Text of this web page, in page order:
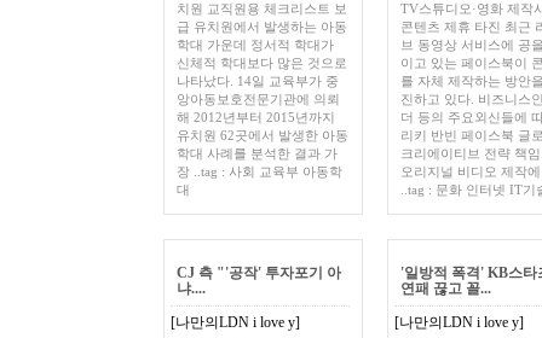
치원 교직원용 체크리스트 보
급 유치원에서 발생하는 아동
학대 가운데 정서적 학대가
신체적 학대보다 많은 것으로
나타났다. 14일 교육부가 중
앙아동보호전문기관에 의뢰
해 2012년부터 2015년까지
유치원 62곳에서 발생한 아동
학대 사례를 분석한 결과 가
장 ..tag : 사회 교육부 아동학
대
TV스튜디오·영화 제작
콘텐츠 제휴 타진 최근
브 동영상 서비스에 공
이고 있는 페이스북이
를 자체 제작하는 방안
진하고 있다. 비즈니스
더 등의 주요외신들에
리키 반빈 페이스북 글
크리에이티브 전략 책
오리지널 비디오 제작
..tag : 문화 인터넷 IT기
CJ 측 "'공작' 투자포기 아
냐....
[나만의LDN i love y]
'일방적 폭격' KB스타
연패 끊고 꼴...
[나만의LDN i love y]